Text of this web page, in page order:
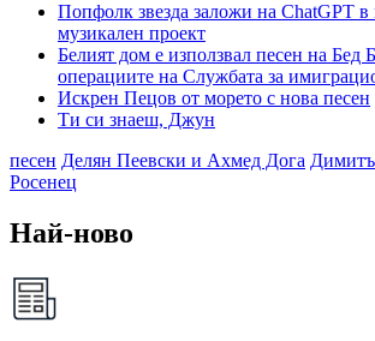
Попфолк звезда заложи на ChatGPT в
музикален проект
Белият дом е използвал песен на Бед
операциите на Службата за
Искрен Пецов от морето с нова песен
Ти си знаеш, Джун
песен Делян Пеевски и Ахмед Дога
Росенец
Най-ново